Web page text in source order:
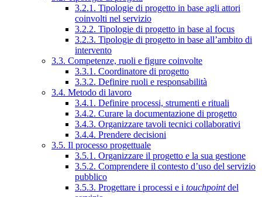
3.2.1. Tipologie di progetto in base agli attori
coinvolti nel servizio
3.2.2. Tipologie di progetto in base al focus
3.2.3. Tipologie di progetto in base all’ambito di
intervento
3.3. Competenze, ruoli e figure coinvolte
3.3.1. Coordinatore di progetto
3.3.2. Definire ruoli e responsabilità
3.4. Metodo di lavoro
3.4.1. Definire processi, strumenti e rituali
3.4.2. Curare la documentazione di progetto
3.4.3. Organizzare tavoli tecnici collaborativi
3.4.4. Prendere decisioni
3.5. Il processo progettuale
3.5.1. Organizzare il progetto e la sua gestione
3.5.2. Comprendere il contesto d’uso del servizio
pubblico
3.5.3. Progettare i processi e i touchpointdel